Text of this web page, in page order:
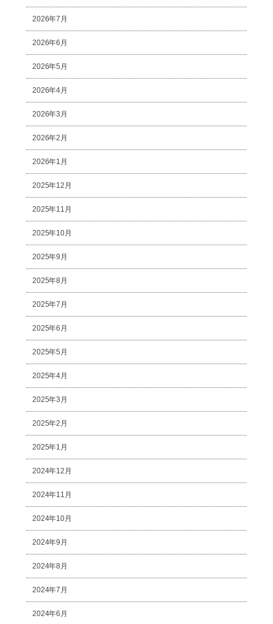
2026年7月
2026年6月
2026年5月
2026年4月
2026年3月
2026年2月
2026年1月
2025年12月
2025年11月
2025年10月
2025年9月
2025年8月
2025年7月
2025年6月
2025年5月
2025年4月
2025年3月
2025年2月
2025年1月
2024年12月
2024年11月
2024年10月
2024年9月
2024年8月
2024年7月
2024年6月